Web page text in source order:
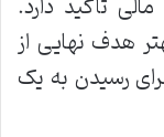
هدف نهایی از
رسیدن به یک